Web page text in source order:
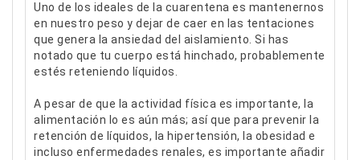
Uno de los ideales de la cuarentena es mantenernos
en nuestro peso y dejar de caer en las tentaciones
que genera la ansiedad del aislamiento. Si has
notado que tu cuerpo está hinchado, probablemente
estés reteniendo líquidos.
A pesar de que la actividad física es importante, la
alimentación lo es aún más; así que para prevenir la
retención de líquidos, la hipertensión, la obesidad e
incluso enfermedades renales, es importante añadir